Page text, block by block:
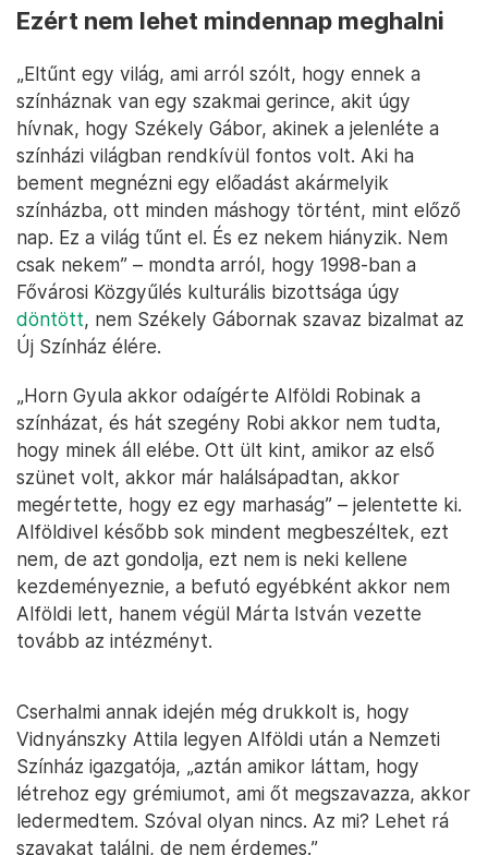
Ezért nem lehet mindennap meghalni
„Eltűnt egy világ, ami arról szólt, hogy ennek a
színháznak van egy szakmai gerince, akit úgy
hívnak, hogy Székely Gábor, akinek a jelenléte a
színházi világban rendkívül fontos volt. Aki ha
bement megnézni egy előadást akármelyik
színházba, ott minden máshogy történt, mint előző
nap. Ez a világ tűnt el. És ez nekem hiányzik. Nem
csak nekem” – mondta arról, hogy 1998-ban a
Fővárosi Közgyűlés kulturális bizottsága úgy
döntött, nem Székely Gábornak szavaz bizalmat az
Új Színház élére.
„Horn Gyula akkor odaígérte Alföldi Robinak a
színházat, és hát szegény Robi akkor nem tudta,
hogy minek áll elébe. Ott ült kint, amikor az első
szünet volt, akkor már halálsápadtan, akkor
megértette, hogy ez egy marhaság” – jelentette ki.
Alföldivel később sok mindent megbeszéltek, ezt
nem, de azt gondolja, ezt nem is neki kellene
kezdeményeznie, a befutó egyébként akkor nem
Alföldi lett, hanem végül Márta István vezette
tovább az intézményt.
Cserhalmi annak idején még drukkolt is, hogy
Vidnyánszky Attila legyen Alföldi után a Nemzeti
Színház igazgatója, „aztán amikor láttam, hogy
létrehoz egy grémiumot, ami őt megszavazza, akkor
ledermedtem. Szóval olyan nincs. Az mi? Lehet rá
szavakat találni, de nem érdemes.”